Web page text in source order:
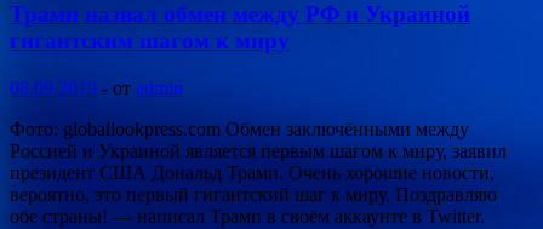
Трамп назвал обмен между РФ и Украиной
гигантским шагом к миру
08.09.2019 - от admin
Фото: globallookpress.com Обмен заключёнными между
Россией и Украиной является первым шагом к миру, заявил
президент США Дональд Трамп. Очень хорошие новости,
вероятно, это первый гигантский шаг к миру. Поздравляю
обе страны! — написал Трамп в своём аккаунте в Twitter.